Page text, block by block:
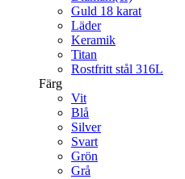
Guld 18 karat
Läder
Keramik
Titan
Rostfritt stål 316L
Färg
Vit
Blå
Silver
Svart
Grön
Grå